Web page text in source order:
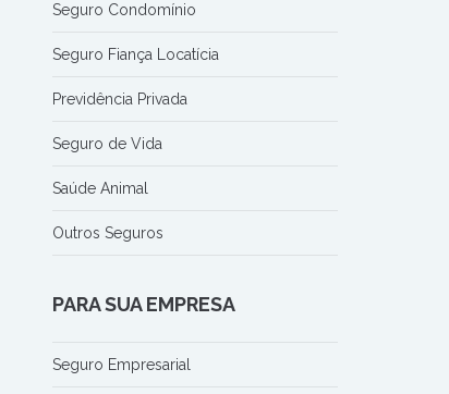
Seguro Condomínio
Seguro Fiança Locatícia
Previdência Privada
Seguro de Vida
Saúde Animal
Outros Seguros
PARA SUA EMPRESA
Seguro Empresarial